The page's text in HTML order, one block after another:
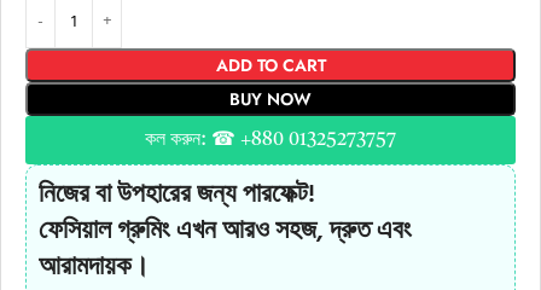
ADD TO CART
BUY NOW
কল করুন: ☎ +880 01325273757
নিজের বা উপহারের জন্য পারফেক্ট!
ফেসিয়াল গ্রুমিং এখন আরও সহজ, দ্রুত এবং
আরামদায়ক।